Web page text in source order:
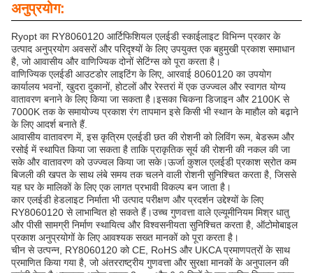
अनुप्रयोग:
Ryopt का RY8060120 आर्टिफिशियल एलईडी स्काईलाइट विभिन्न प्रकार के
उत्पाद अनुप्रयोग अवसरों और परिदृश्यों के लिए उपयुक्त एक बहुमुखी प्रकाश समाधान
है, जो आवासीय और वाणिज्यिक दोनों सेटिंग्स को पूरा करता है।
वाणिज्यिक एलईडी आउटडोर लाइटिंग के लिए, आरवाई 8060120 का उपयोग
कार्यालय भवनों, खुदरा दुकानों, होटलों और रेस्तरां में एक उज्ज्वल और स्वागत योग्य
वातावरण बनाने के लिए किया जा सकता है।इसका चिकना डिजाइन और 2100K से
7000K तक के समायोज्य प्रकाश रंग तापमान इसे किसी भी स्थान के माहौल को बढ़ाने
के लिए आदर्श बनाते हैं.
आवासीय वातावरण में, इस कृत्रिम एलईडी छत की रोशनी को लिविंग रूम, बेडरूम और
रसोई में स्थापित किया जा सकता है ताकि प्राकृतिक सूर्य की रोशनी की नकल की जा
सके और वातावरण को उज्ज्वल किया जा सके।ऊर्जा कुशल एलईडी प्रकाश स्रोत कम
बिजली की खपत के साथ लंबे समय तक चलने वाली रोशनी सुनिश्चित करता है, जिससे
यह घर के मालिकों के लिए एक लागत प्रभावी विकल्प बन जाता है।
कार एलईडी हेडलाइट निर्माता भी उत्पाद परीक्षण और प्रदर्शन उद्देश्यों के लिए
RY8060120 से लाभान्वित हो सकते हैं।उच्च गुणवत्ता वाले एल्यूमीनियम मिश्र धातु
और पीसी सामग्री निर्माण स्थायित्व और विश्वसनीयता सुनिश्चित करता है, ऑटोमोबाइल
प्रकाश अनुप्रयोगों के लिए आवश्यक सख्त मानकों को पूरा करता है।
चीन से उत्पन्न, RY8060120 को CE, RoHS और UKCA प्रमाणपत्रों के साथ
प्रमाणित किया गया है, जो अंतरराष्ट्रीय गुणवत्ता और सुरक्षा मानकों के अनुपालन की